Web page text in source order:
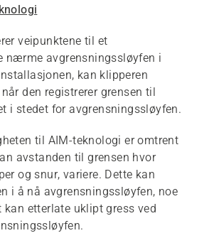
veipunktene til et
nærme avgrensningssløyfen i
kan klipperen
den registrerer grensen til
i stedet for avgrensningssløyfen.
til AIM-teknologi er omtrent
avstanden til grensen hvor
og snur, variere. Dette kan
i å nå avgrensningssløyfen, noe
kan etterlate uklipt gress ved